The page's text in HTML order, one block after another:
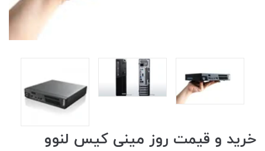
خرید و قیمت روز مینی کیس لنوو